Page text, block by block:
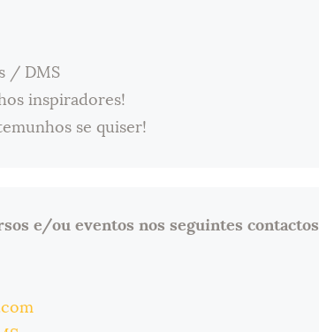
/ DMS
inspiradores!
se quiser!
e/ou eventos nos seguintes contactos